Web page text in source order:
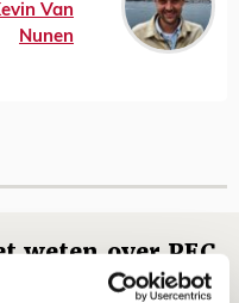
Van
Nunen
weten over PEC